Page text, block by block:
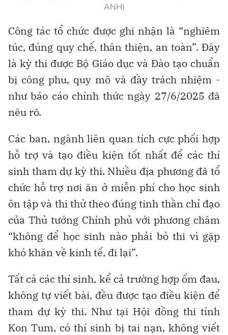
ANH)
Công tác tổ chức được ghi nhận là “nghiêm
túc, đúng quy chế, thân thiện, an toàn”. Đây
là kỳ thi được Bộ Giáo dục và Đào tạo chuẩn
bị công phu, quy mô và đầy trách nhiệm -
như báo cáo chính thức ngày 27/6/2025 đã
nêu rõ.
Các ban, ngành liên quan tích cực phối hợp
hỗ trợ và tạo điều kiện tốt nhất để các thí
sinh tham dự kỳ thi. Nhiều địa phương đã tổ
chức hỗ trợ nơi ăn ở miễn phí cho học sinh
ôn tập và thi thử theo đúng tinh thần chỉ đạo
của Thủ tướng Chính phủ với phương châm
“không để học sinh nào phải bỏ thi vì gặp
khó khăn về kinh tế, đi lại”.
Tất cả các thí sinh, kể cả trường hợp ốm đau,
không tự viết bài, đều được tạo điều kiện để
tham dự kỳ thi. Như tại Hội đồng thi tỉnh
Kon Tum, có thí sinh bị tai nạn, không viết